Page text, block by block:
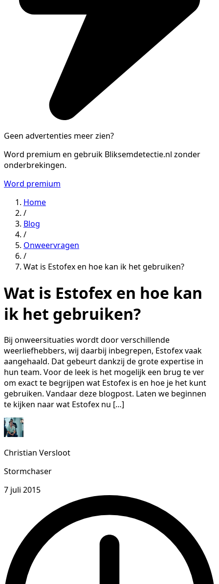
Geen advertenties meer zien?
Word premium en gebruik Bliksemdetectie.nl zonder
onderbrekingen.
Word premium
Home
/
Blog
/
Onweervragen
/
Wat is Estofex en hoe kan ik het gebruiken?
Wat is Estofex en hoe kan
ik het gebruiken?
Bij onweersituaties wordt door verschillende
weerliefhebbers, wij daarbij inbegrepen, Estofex vaak
aangehaald. Dat gebeurt dankzij de grote expertise in
hun team. Voor de leek is het mogelijk een brug te ver
om exact te begrijpen wat Estofex is en hoe je het kunt
gebruiken. Vandaar deze blogpost. Laten we beginnen
te kijken naar wat Estofex nu […]
Christian Versloot
Stormchaser
7 juli 2015